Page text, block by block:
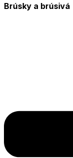
Brúsky a brúsivá